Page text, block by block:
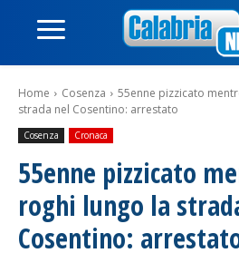
Home Cosenza
55enne pizzicato
strada nel Cosentino: arrestato
Cosenza Cronaca
55enne pizzicato
roghi lungo la
Cosentino: